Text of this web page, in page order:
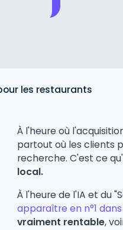
les restaurants
À l'heure où
partout où les clients
recherche. C'est ce
local.
À l'heure de l'IA et du
apparaître en n°1
vraiment rentable,